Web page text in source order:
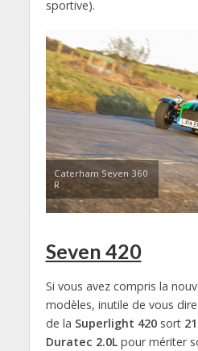
sportive).
Caterham Seven 360
R
Seven 420
Si vous avez compris la
modèles, inutile de vous
de la Superlight 420sort
Duratec 2.0Lpour mériter